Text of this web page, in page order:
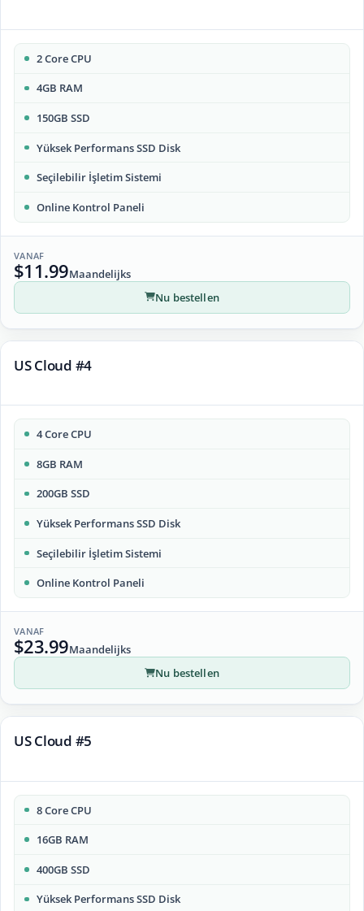
2 Core CPU
4GB RAM
150GB SSD
Yüksek Performans SSD Disk
Seçilebilir İşletim Sistemi
Online Kontrol Paneli
VANAF
$11.99Maandelijks
Nu bestellen
US Cloud #4
4 Core CPU
8GB RAM
200GB SSD
Yüksek Performans SSD Disk
Seçilebilir İşletim Sistemi
Online Kontrol Paneli
VANAF
$23.99Maandelijks
Nu bestellen
US Cloud #5
8 Core CPU
16GB RAM
400GB SSD
Yüksek Performans SSD Disk